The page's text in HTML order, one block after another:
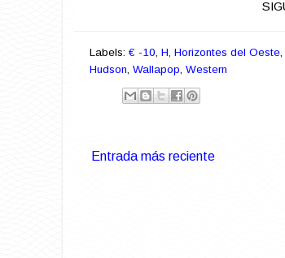
Labels: € -10, H, Horizontes del Oeste,
Hudson, Wallapop, Western
Entrada más reciente